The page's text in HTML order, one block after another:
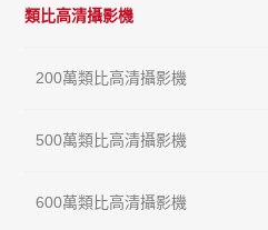
類比高清攝影機
200萬類比高清攝影機
500萬類比高清攝影機
600萬類比高清攝影機